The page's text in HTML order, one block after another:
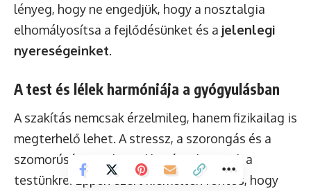
lényeg, hogy ne engedjük, hogy a nosztalgia
elhomályosítsa a fejlődésünket és a jelenlegi
nyereségeinket.
A test és lélek harmóniája a gyógyulásban
A szakítás nemcsak érzelmileg, hanem fizikailag is
megterhelő lehet. A stressz, a szorongás és a
szomorúság mind-mind hatással vannak a
testünkre. Éppen ezért kiemelten fontos, hogy